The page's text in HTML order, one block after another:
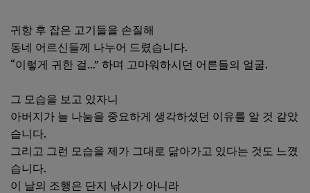
귀항 후 잡은 고기들을 손질해
동네 어르신들께 나누어 드렸습니다.
“이렇게 귀한 걸…” 하며 고마워하시던 어른들의 얼굴.
그 모습을 보고 있자니
아버지가 늘 나눔을 중요하게 생각하셨던 이유를 알 것 같았
습니다.
그리고 그런 모습을 제가 그대로 닮아가고 있다는 것도 느꼈
습니다.
이 날의 조행은 단지 낚시가 아니라